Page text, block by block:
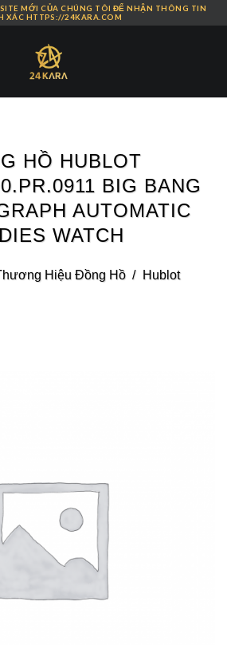
MỚI CỦA CHÚNG TÔI ĐỂ NHẬN THÔNG TIN
XÁC HTTPS://24KARA.COM
HỒ HUBLOT
BIG BANG
AUTOMATIC
WATCH
Hiệu Đồng Hồ / Hublot